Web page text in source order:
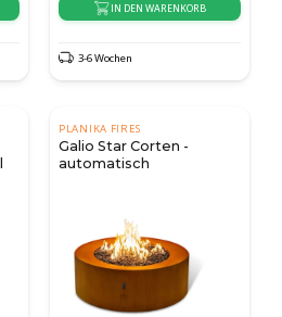
IN DEN WARENKORB
3-6 Wochen
PLANIKA FIRES
Galio Star Corten -
automatisch